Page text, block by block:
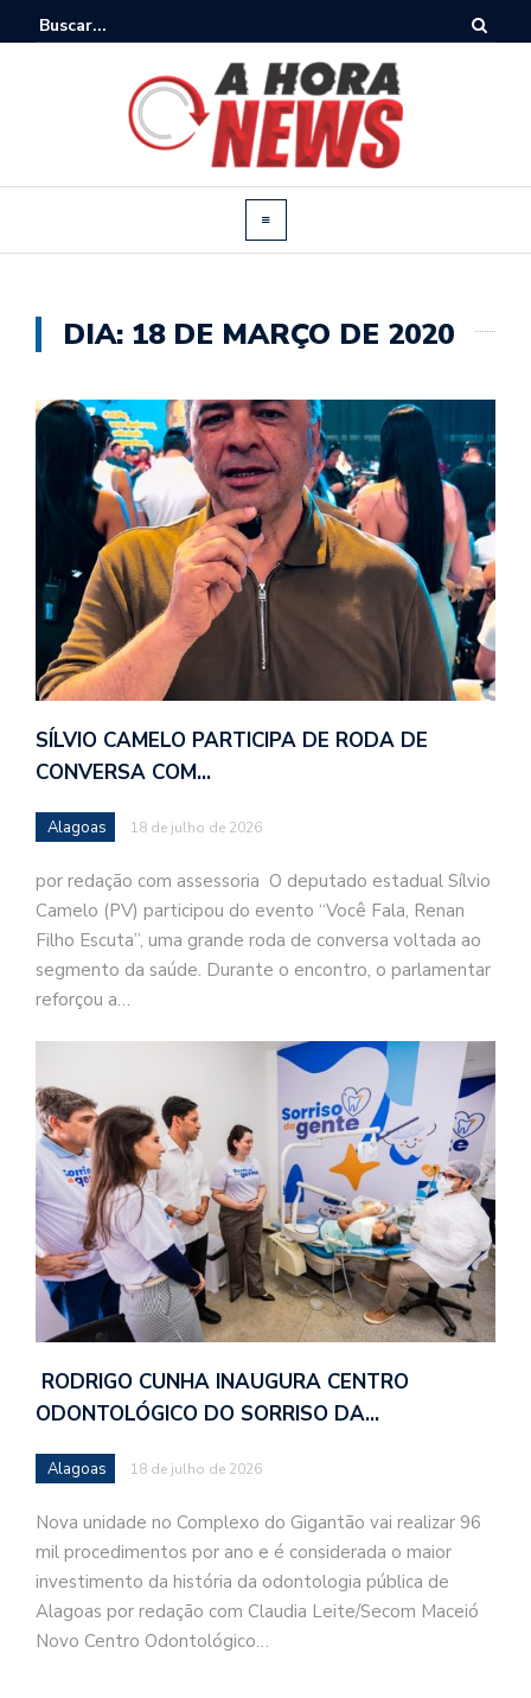
DIA: 18 DE MARÇO DE 2020
SÍLVIO CAMELO PARTICIPA DE RODA DE
CONVERSA COM…
Alagoas 18 de julho de 2026
por redação com assessoria O deputado estadual Sílvio
Camelo (PV) participou do evento “Você Fala, Renan
Filho Escuta”, uma grande roda de conversa voltada ao
segmento da saúde. Durante o encontro, o parlamentar
reforçou a…
RODRIGO CUNHA INAUGURA CENTRO
ODONTOLÓGICO DO SORRISO DA…
Alagoas 18 de julho de 2026
Nova unidade no Complexo do Gigantão vai realizar 96
mil procedimentos por ano e é considerada o maior
investimento da história da odontologia pública de
Alagoas por redação com Claudia Leite/Secom Maceió
Novo Centro Odontológico…